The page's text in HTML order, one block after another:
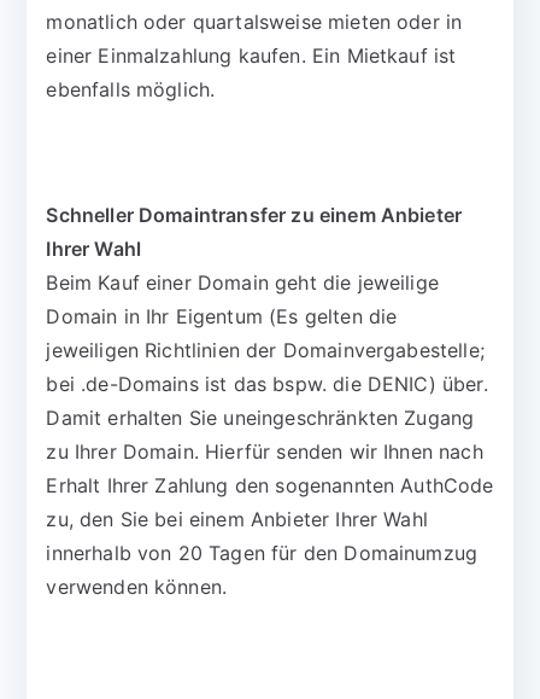
monatlich oder quartalsweise mieten oder in
einer Einmalzahlung kaufen. Ein Mietkauf ist
ebenfalls möglich.
Schneller Domaintransfer zu einem Anbieter
Ihrer Wahl
Beim Kauf einer Domain geht die jeweilige
Domain in Ihr Eigentum (Es gelten die
jeweiligen Richtlinien der Domainvergabestelle;
bei .de-Domains ist das bspw. die DENIC) über.
Damit erhalten Sie uneingeschränkten Zugang
zu Ihrer Domain. Hierfür senden wir Ihnen nach
Erhalt Ihrer Zahlung den sogenannten AuthCode
zu, den Sie bei einem Anbieter Ihrer Wahl
innerhalb von 20 Tagen für den Domainumzug
verwenden können.